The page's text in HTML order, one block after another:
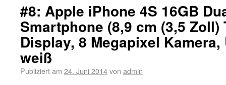
#8: Apple iPhone 4S 16GB
Smartphone (8,9 cm (3,5
Display, 8 Megapixel Kamera,
weiß
Publiziert am 24. Juni 2014von admin